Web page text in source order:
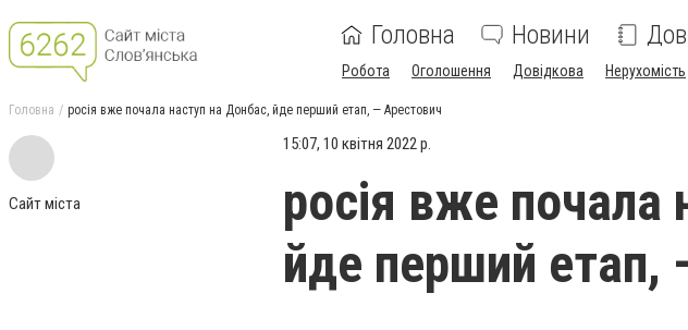
Головна Новини
Робота Оголошення Довідкова Нерухомість
Головна росія вже почала наступ на Донбас, йде перший етап, — Арестович
Сайт міста
15:07, 10 квітня 2022 р.
росія вже почала
йде перший етап,